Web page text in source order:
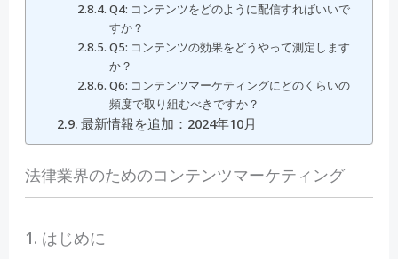
Q4: コンテンツをどのように配信すればいいで
すか？
Q5: コンテンツの効果をどうやって測定します
か？
Q6: コンテンツマーケティングにどのくらいの
頻度で取り組むべきですか？
最新情報を追加：2024年10月
法律業界のためのコンテンツマーケティング
1. はじめに